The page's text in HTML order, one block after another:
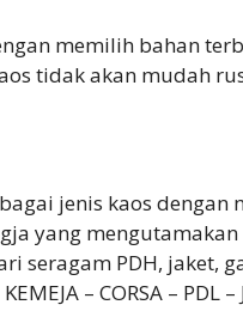
memilih bahan
tidak akan mudah
jenis kaos
yang
seragam PDH, jaket,
– CORSA – PDL –